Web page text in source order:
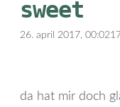
sweet
26. april 2017, 00:02
da hat mir doch